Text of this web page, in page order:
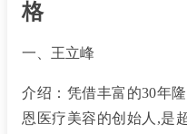
格
一、王立峰
介绍：凭借丰富的30年
恩医疗美容的创始人,是